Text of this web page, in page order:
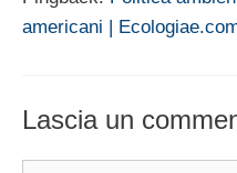
americani |
Lascia un